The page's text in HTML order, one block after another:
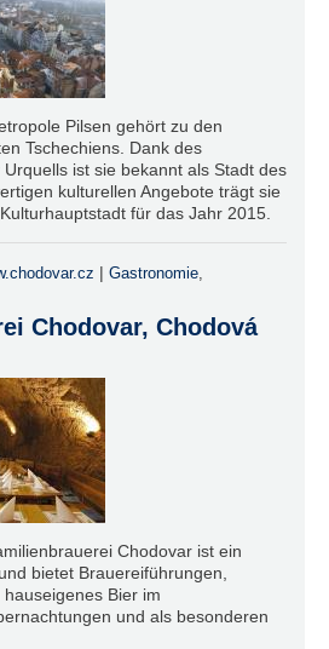
Pilsen gehört zu den
Tschechiens. Dank des
ist sie bekannt als Stadt des
kulturellen Angebote trägt sie
für das Jahr 2015.
| Gastronomie
Chodovar, Chodová
Chodovar ist ein
bietet Brauereiführungen,
Bier im
und als besonderen